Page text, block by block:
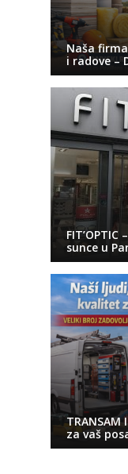
Naša
i radove –
sunce u
za vaš